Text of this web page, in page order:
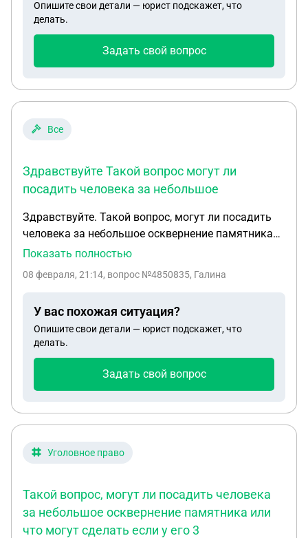
Опишите свои детали — юрист подскажет, что
делать.
Задать свой вопрос
Все
Здравствуйте Такой вопрос могут ли
посадить человека за небольшое
Здравствуйте. Такой вопрос, могут ли посадить
человека за небольшое осквернение памятника
или что могут сделать если у его 3
декрете. Прошу срочного ответа.
Показать полностью
08 февраля, 21:14, вопрос №4850835, Галина
У вас похожая ситуация?
Опишите свои детали — юрист подскажет, что
делать.
Задать свой вопрос
Уголовное право
Такой вопрос, могут ли посадить человека
за небольшое осквернение памятника или
что могут сделать если у его 3